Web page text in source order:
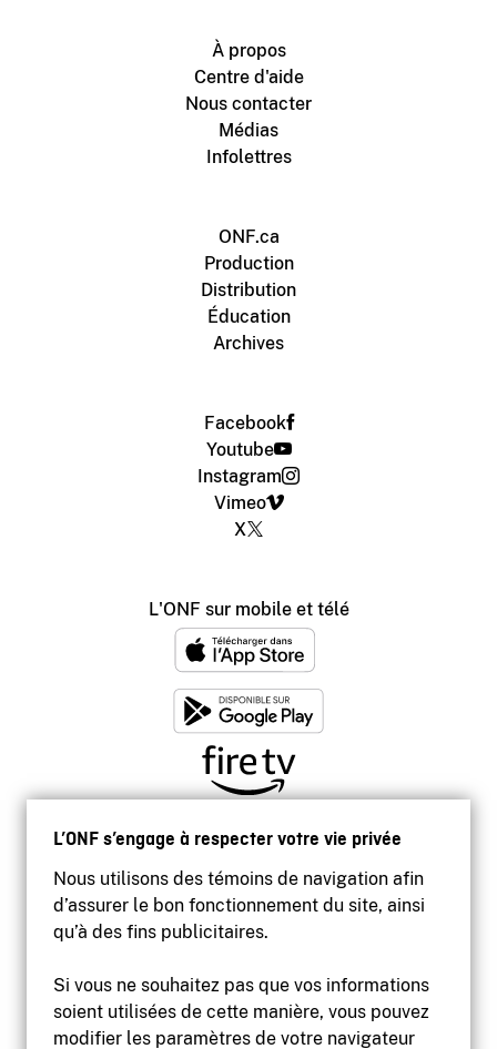
L’ONF s’engage à respecter votre vie privée
Nous utilisons des témoins de navigation afin
d’assurer le bon fonctionnement du site, ainsi
qu’à des fins publicitaires.
Si vous ne souhaitez pas que vos informations
soient utilisées de cette manière, vous pouvez
modifier les paramètres de votre navigateur
À propos
Centre d'aide
Nous contacter
Médias
Infolettres
ONF.ca
Production
Distribution
Éducation
Archives
Facebook
Youtube
Instagram
Vimeo
X
L'ONF sur mobile et télé
Accessibilité